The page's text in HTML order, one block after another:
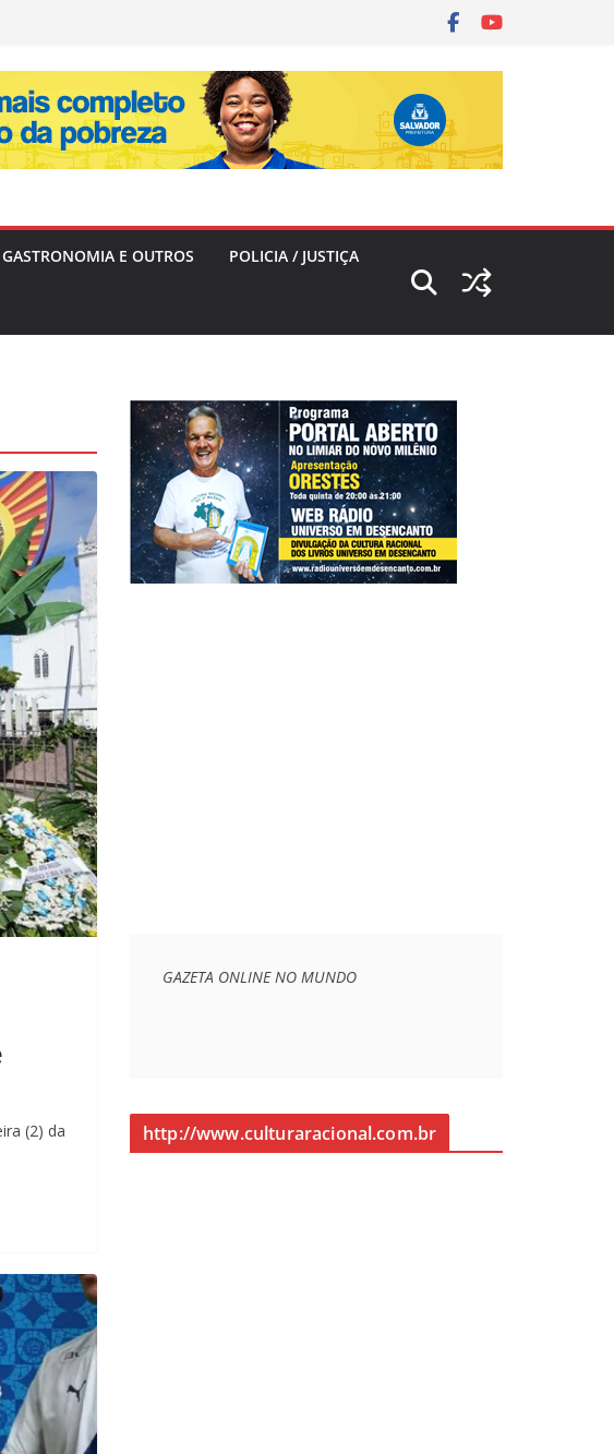
E OUTROS POLICIA / JUSTIÇA
(2) da
GAZETA ONLINE NO MUNDO
http://www.culturaracional.com.br